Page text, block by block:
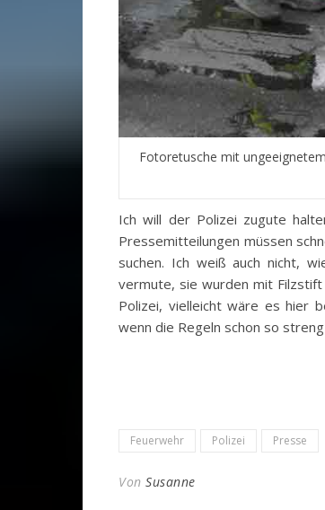
Fotoretusche mit
Ich will der Polizei zugute
Pressemitteilungen müssen
suchen. Ich weiß auch nicht,
vermute, sie wurden mit Filzstift
Polizei, vielleicht wäre es hier
wenn die Regeln schon so
Feuerwehr Polizei Presse
Von Susanne